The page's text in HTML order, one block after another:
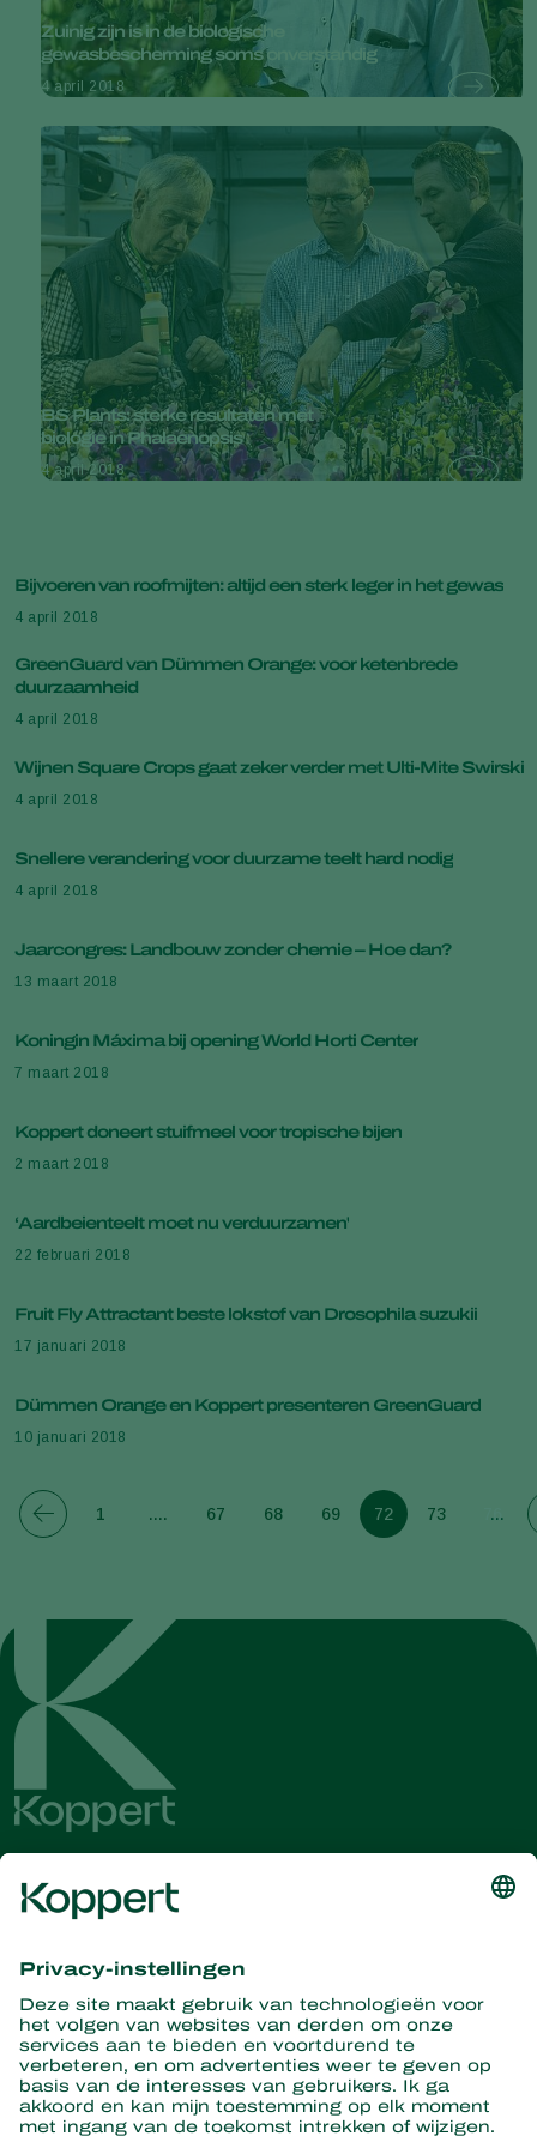
Zuinig zijn is in de biologische
gewasbescherming soms onverstandig
4 april 2018
BS Plants: sterke resultaten met
biologie in Phalaenopsis
4 april 2018
Bijvoeren van roofmijten: altijd een sterk leger in het gewas
4 april 2018
GreenGuard van Dümmen Orange: voor ketenbrede
duurzaamheid
4 april 2018
Wijnen Square Crops gaat zeker verder met Ulti-Mite Swirski
4 april 2018
Snellere verandering voor duurzame teelt hard nodig
4 april 2018
Jaarcongres: Landbouw zonder chemie – Hoe dan?
13 maart 2018
Koningin Máxima bij opening World Horti Center
7 maart 2018
Koppert doneert stuifmeel voor tropische bijen
2 maart 2018
‘Aardbeienteelt moet nu verduurzamen'
22 februari 2018
Fruit Fly Attractant beste lokstof van Drosophila suzukii
17 januari 2018
Dümmen Orange en Koppert presenteren GreenGuard
10 januari 2018
1 .... 67 68 69 72 73 76
Ontvang het laatste nieuws en
informatie
Hier aanmelden
Partners with Nature
Roofmijten